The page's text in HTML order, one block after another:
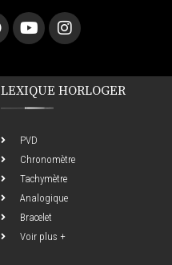
LEXIQUE HORLOGER
PVD
Chronomètre
Tachymètre
Analogique
Bracelet
Voir plus +